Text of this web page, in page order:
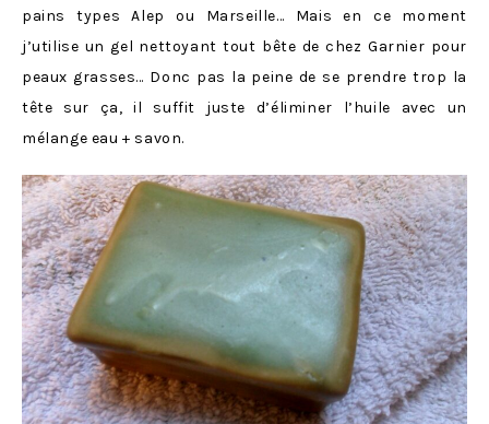
pains types Alep ou Marseille… Mais en ce moment
j’utilise un gel nettoyant tout bête de chez Garnier pour
peaux grasses… Donc pas la peine de se prendre trop la
tête sur ça, il suffit juste d’éliminer l’huile avec un
mélange eau + savon.